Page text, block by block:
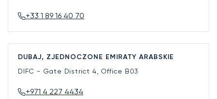
+33 1 89 16 40 70
DUBAJ, ZJEDNOCZONE EMIRATY ARABSKIE
DIFC - Gate District 4, Office B03
+971 4 227 4434